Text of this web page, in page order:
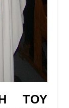
ΤΟΥ